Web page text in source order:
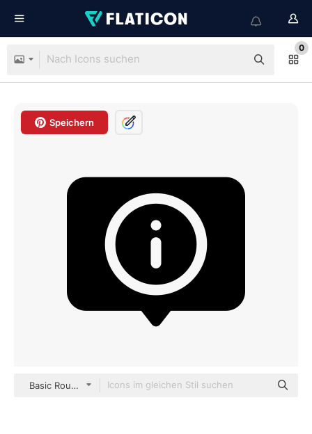
0
Speichern
Basic Rounded Filled